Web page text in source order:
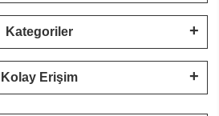
Kategoriler
Kolay Erişim